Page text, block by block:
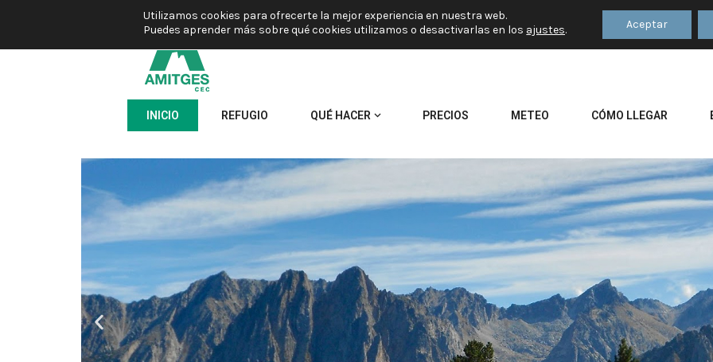
INICIO REFUGIO QUÉ HACER PRECIOS METEO CÓMO LLEGAR
Utilizamos cookies para ofrecerte la mejor experiencia en nuestra web.
Puedes aprender más sobre qué cookies utilizamos o desactivarlas en los ajustes. Aceptar